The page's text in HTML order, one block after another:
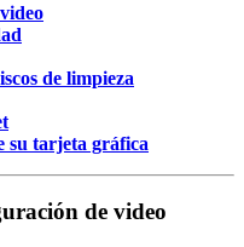
de limpieza
su tarjeta gráfica
de video